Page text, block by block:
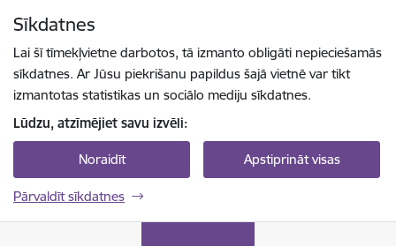
Sīkdatnes
Lai šī tīmekļvietne darbotos, tā izmanto obligāti nepieciešamās
sīkdatnes. Ar Jūsu piekrišanu papildus šajā vietnē var tikt
izmantotas statistikas un sociālo mediju sīkdatnes.
Lūdzu, atzīmējiet savu izvēli:
Noraidīt Apstiprināt visas
Pārvaldīt sīkdatnes